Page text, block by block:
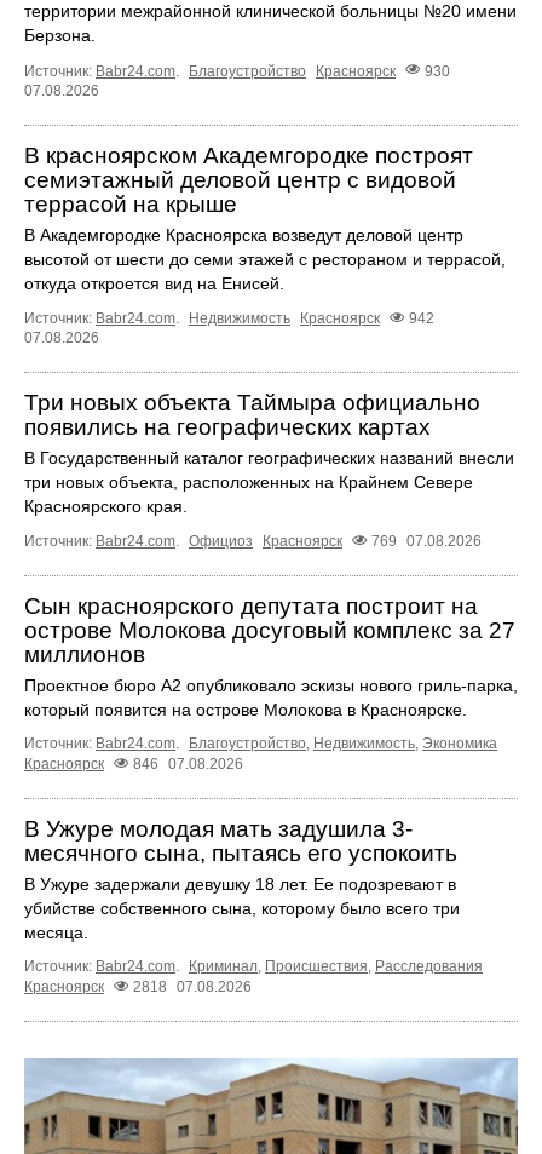
территории межрайонной клинической больницы №20 имени
Берзона.
Источник: Babr24.com Благоустройство Красноярск
930
07.08.2026
В красноярском Академгородке построят
семиэтажный деловой центр с видовой
террасой на крыше
В Академгородке Красноярска возведут деловой центр
высотой от шести до семи этажей с рестораном и террасой,
откуда откроется вид на Енисей.
Источник: Babr24.com Недвижимость Красноярск
942
07.08.2026
Три новых объекта Таймыра официально
появились на географических картах
В Государственный каталог географических названий внесли
три новых объекта, расположенных на Крайнем Севере
Красноярского края.
Источник: Babr24.com Официоз Красноярск 769 07.08.2026
Сын красноярского депутата построит на
острове Молокова досуговый комплекс за 27
миллионов
Проектное бюро А2 опубликовало эскизы нового гриль-парка,
который появится на острове Молокова в Красноярске.
Источник: Babr24.com Благоустройство Недвижимость Экономика
Красноярск
846 07.08.2026
В Ужуре молодая мать задушила 3-
месячного сына, пытаясь его успокоить
В Ужуре задержали девушку 18 лет. Ее подозревают в
убийстве собственного сына, которому было всего три
месяца.
Источник: Babr24.com. Криминал, Происшествия, Расследования
Красноярск
2818 07.08.2026